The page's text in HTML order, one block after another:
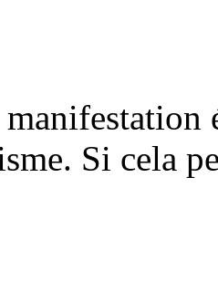
Si cela